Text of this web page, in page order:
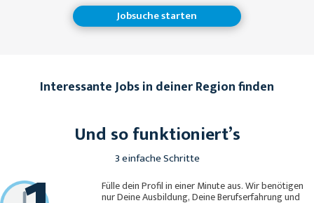
Jobsuche starten
Interessante Jobs in deiner Region finden
Und so funktioniert’s
3 einfache Schritte
Fülle dein Profil in einer Minute aus. Wir benötigen
nur Deine Ausbildung, Deine Berufserfahrung und